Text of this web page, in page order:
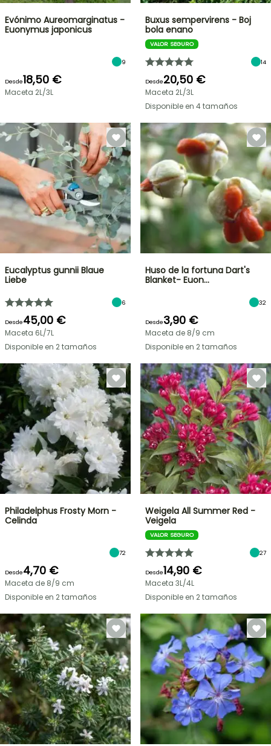
Evónimo Aureomarginatus -
Euonymus japonicus
9
Desde18,50 €
Maceta 2L/3L
Buxus sempervirens - Boj
bola enano
VALOR SEGURO
14
Desde20,50 €
Maceta 2L/3L
Disponible en 4 tamaños
Eucalyptus gunnii Blaue
Liebe
6
Desde45,00 €
Maceta 6L/7L
Disponible en 2 tamaños
Huso de la fortuna Dart's
Blanket- Euon…
32
Desde3,90 €
Maceta de 8/9 cm
Disponible en 2 tamaños
Philadelphus Frosty Morn -
Celinda
72
Desde4,70 €
Maceta de 8/9 cm
Disponible en 2 tamaños
Weigela All Summer Red -
Veigela
VALOR SEGURO
27
Desde14,90 €
Maceta 3L/4L
Disponible en 2 tamaños